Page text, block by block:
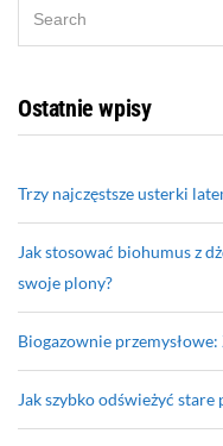
Ostatnie wpisy
Trzy najczęstsze usterki
Jak stosować biohumus z
swoje plony?
Biogazownie
Jak szybko odświeżyć